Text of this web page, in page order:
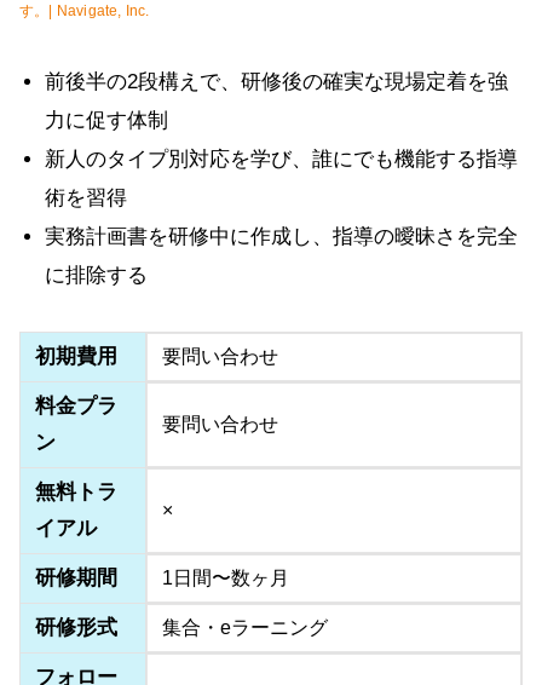
す。| Navigate, Inc.
前後半の2段構えで、研修後の確実な現場定着を強
力に促す体制
新人のタイプ別対応を学び、誰にでも機能する指導
術を習得
実務計画書を研修中に作成し、指導の曖昧さを完全
に排除する
初期費用 要問い合わせ
料金プラ
ン
要問い合わせ
無料トラ
イアル
×
研修期間 1日間〜数ヶ月
研修形式 集合・eラーニング
フォロー